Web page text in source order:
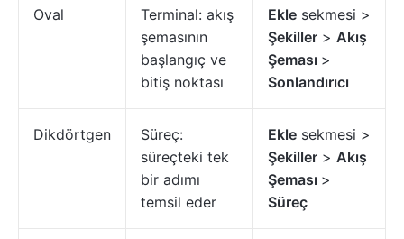
Oval
Terminal: akış
şemasının
başlangıç ve
bitiş noktası
Ekle sekmesi >
Şekiller > Akış
Şeması >
Sonlandırıcı
Dikdörtgen
Süreç:
süreçteki tek
bir adımı
temsil eder
Ekle sekmesi >
Şekiller > Akış
Şeması >
Süreç